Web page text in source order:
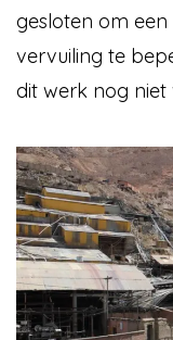
gesloten om
vervuiling te
dit werk nog niet